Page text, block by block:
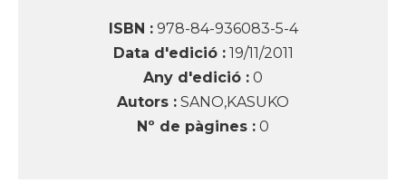
ISBN : 978-84-936083-5-4
Data d'edició : 19/11/2011
Any d'edició : 0
Autors : SANO,KASUKO
Nº de pàgines : 0